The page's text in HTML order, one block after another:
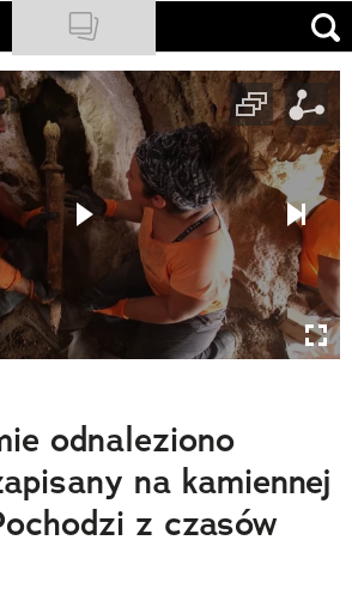
odnaleziono
na kamiennej
z czasów